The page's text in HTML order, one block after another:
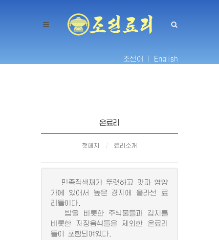
조선어 | English
온료리
첫페지 료리소개
민족적색채가 뚜렷하고 맛과 영양
가에 있어서 높은 경지에 올라선 료
리들이다.
밥을 비롯한 주식물들과 김치를
비롯한 저장음식들을 제외한 온료리
들이 포함되여있다.